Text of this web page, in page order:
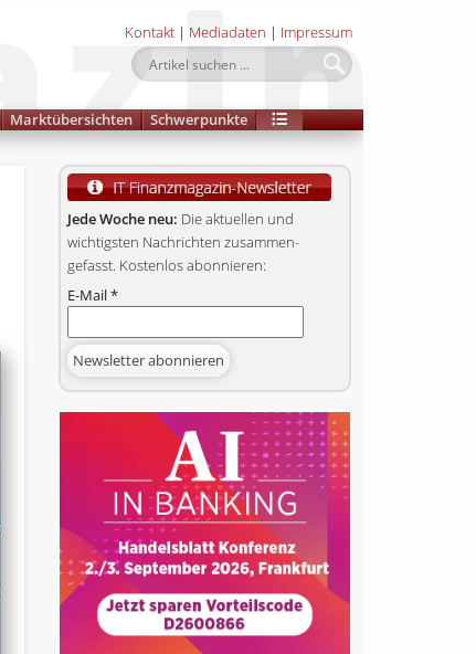
Kontakt | Mediadaten | Impressum
Marktübersichten Schwerpunkte
Jede Woche neu: Die aktuellen und
wichtigsten Nachrichten zusammen­
gefasst. Kostenlos abonnieren:
E-Mail*